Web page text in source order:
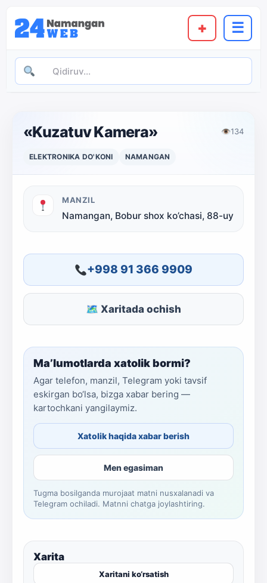
+ ☰
«Kuzatuv Kamera» 👁134
ELEKTRONIKA DO'KONI NAMANGAN
MANZIL
Namangan, Bobur shox ko’chasi, 88-uy
+998 91 366 9909
🗺 Xaritada ochish
Ma’lumotlarda xatolik bormi?
Agar telefon, manzil, Telegram yoki tavsif
eskirgan bo‘lsa, bizga xabar bering —
kartochkani yangilaymiz.
Xatolik haqida xabar berish
Men egasiman
Tugma bosilganda murojaat matni nusxalanadi va
Telegram ochiladi. Matnni chatga joylashtiring.
Xarita
Xaritani ko‘rsatish